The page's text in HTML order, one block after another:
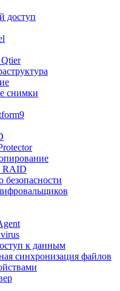
доступ
снимки
RAID
безопасности
к данным
синхронизация файлов